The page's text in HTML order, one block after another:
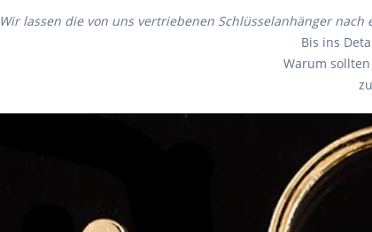
Wir lassen die von uns vertriebenen Schlüsselanhänger
Bis ins
Warum